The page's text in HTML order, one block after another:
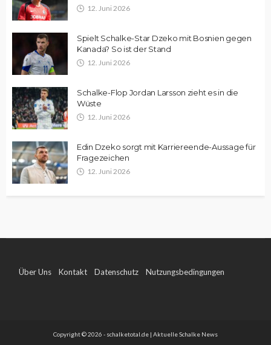
12. Juni 2026
Spielt Schalke-Star Dzeko mit Bosnien gegen
Kanada? So ist der Stand
12. Juni 2026
Schalke-Flop Jordan Larsson zieht es in die
Wüste
12. Juni 2026
Edin Dzeko sorgt mit Karriereende-Aussage für
Fragezeichen
12. Juni 2026
Über Uns Kontakt Datenschutz Nutzungsbedingungen
Copyright © 2026 - schalketotal.de | Aktuelle Schalke News